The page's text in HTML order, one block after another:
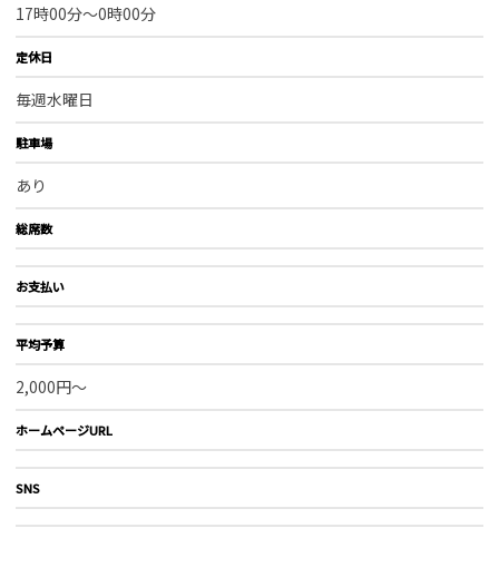
17時00分～0時00分
定休日
毎週水曜日
駐車場
あり
総席数
お支払い
平均予算
2,000円～
ホームページURL
SNS